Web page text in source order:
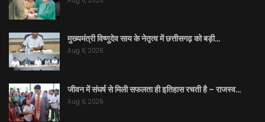
मुख्यमंत्री विष्णुदेव साय के नेतृत्व में छत्तीसगढ़ को बड़ी…
Aug 6, 2026
जीवन में संघर्ष से मिली सफलता ही इतिहास रचती है – राजस्व…
Aug 6, 2026